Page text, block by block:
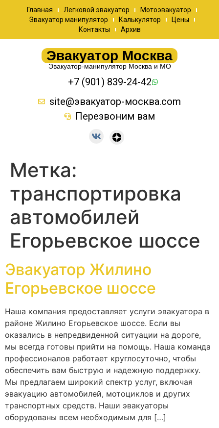
Главная Легковой эвакуатор
Мотоэвакуатор
Эвакуатор манипулятор
Калькулятор
Цены
Контакты
Архив
Эвакуатор Москва
Эвакуатор-манипулятор Москва и МО
+7 (901) 839-24-42
site@эвакуатор-москва.com
Перезвоним вам
Метка:
транспортировка
автомобилей
Егорьевское шоссе
Эвакуатор Жилино
Егорьевское шоссе
Наша компания предоставляет услуги эвакуатора в
районе Жилино Егорьевское шоссе. Если вы
оказались в непредвиденной ситуации на дороге,
мы всегда готовы прийти на помощь. Наша команда
профессионалов работает круглосуточно, чтобы
обеспечить вам быструю и надежную поддержку.
Мы предлагаем широкий спектр услуг, включая
эвакуацию автомобилей, мотоциклов и других
транспортных средств. Наши эвакуаторы
оборудованы всем необходимым для […]